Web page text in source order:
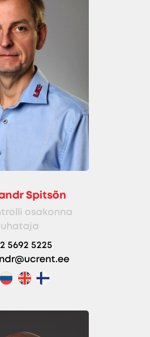
Spitsõn
osakonna
5692 5225